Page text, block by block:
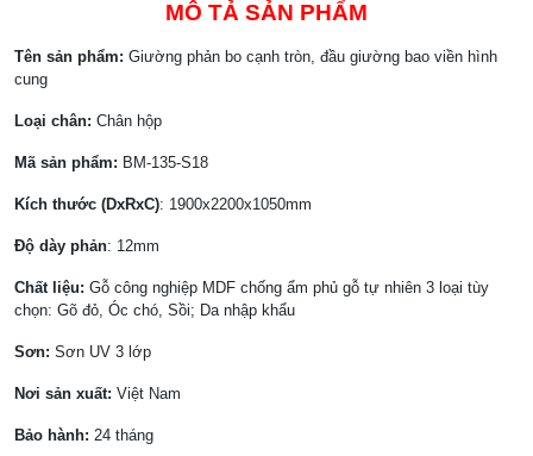
MÔ TẢ SẢN PHẨM
Tên sản phẩm: Giường phản bo cạnh tròn, đầu giường bao viền hình
cung
Loại chân: Chân hộp
Mã sản phẩm: BM-135-S18
Kích thước (DxRxC): 1900x2200x1050mm
Độ dày phản: 12mm
Chất liệu: Gỗ công nghiệp MDF chống ẩm phủ gỗ tự nhiên 3 loại tùy
chọn: Gõ đỏ, Óc chó, Sồi; Da nhập khẩu
Sơn: Sơn UV 3 lớp
Nơi sản xuất: Việt Nam
Bảo hành: 24 tháng